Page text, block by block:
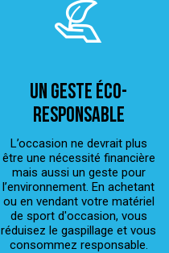
Un geste éco-
responsable
L’occasion ne devrait plus
être une nécessité financière
mais aussi un geste pour
l’environnement. En achetant
ou en vendant votre matériel
de sport d'occasion, vous
réduisez le gaspillage et vous
consommez responsable.